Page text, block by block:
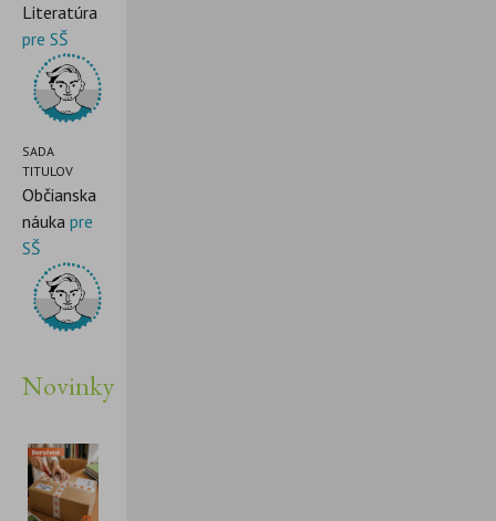
Literatúra
pre SŠ
SADA
TITULOV
Občianska
náuka pre
SŠ
Novinky